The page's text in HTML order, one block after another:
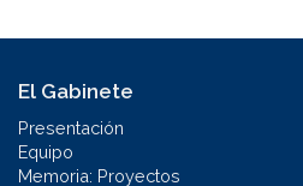
El Gabinete
Presentación
Equipo
Memoria: Proyectos